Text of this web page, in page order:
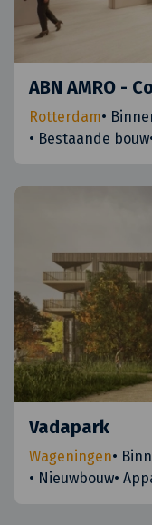
ABN AMRO -
Rotterdam•
• Bestaande bouw
Vadapark
Wageningen•
• Nieuwbouw•